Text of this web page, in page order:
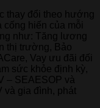
thay đổi theo hướng
hiến của mỗi
như: Tăng lương
thị trường, Bảo
Vay ưu đãi đối
sức khỏe định kỳ,
– SEAESOP và
và gia đình, phát